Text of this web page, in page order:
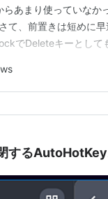
あまり使っていなか
て、前置きは短めに早
でDeleteキーとして
合はあくまで自己責
するAutoHotKey